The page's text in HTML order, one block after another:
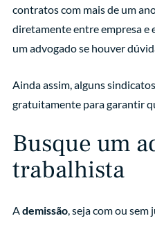
contratos com mais de um
diretamente entre empresa e
um advogado se houver
Ainda assim, alguns
gratuitamente para garantir
Busque um
trabalhista
Ademissão, seja com ou sem